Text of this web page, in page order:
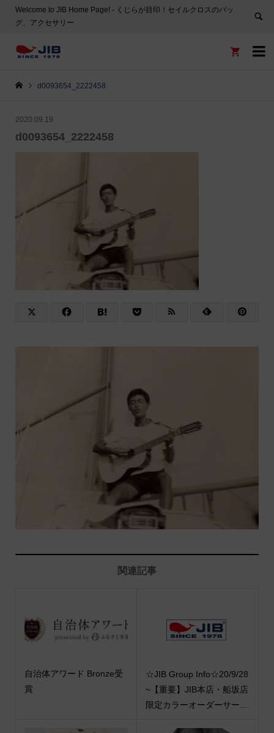
Welcome to JIB Home Page! ‐ くじらが目印！セイルクロスのバッ
グ、アクセサリー


d0093654_2222458
2020.09.19
d0093654_2222458
関連記事
自治体アワード Bronze受
賞
☆JIB Group Info☆20/9/28
~【重要】JIB本店・船坂店
限定カラーオーダーサー...